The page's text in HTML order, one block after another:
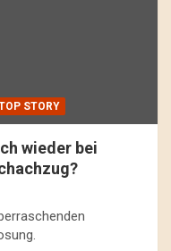
STORY
wieder bei